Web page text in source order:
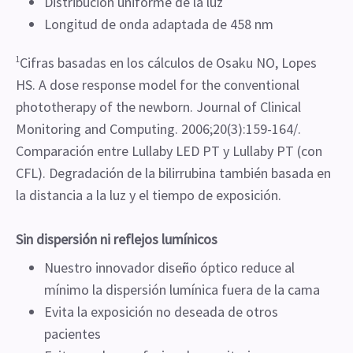
Longitud de onda adaptada de 458 nm
1Cifras basadas en los cálculos de Osaku NO, Lopes
HS. A dose response model for the conventional
phototherapy of the newborn. Journal of Clinical
Monitoring and Computing. 2006;20(3):159-164/.
Comparación entre Lullaby LED PT y Lullaby PT (con
CFL). Degradación de la bilirrubina también basada en
la distancia a la luz y el tiempo de exposición.
Sin dispersión ni reflejos lumínicos
Nuestro innovador diseño óptico reduce al
mínimo la dispersión lumínica fuera de la cama
Evita la exposición no deseada de otros
pacientes